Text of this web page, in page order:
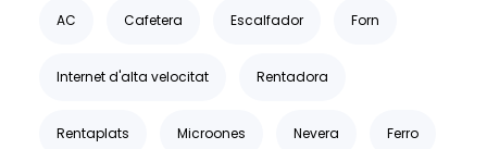
AC Cafetera Escalfador Forn
Internet d'alta velocitat Rentadora
Rentaplats Microones Nevera Ferro